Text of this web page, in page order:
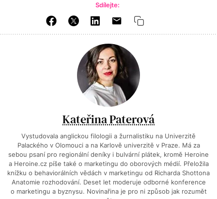
Sdílejte:
Kateřina Paterová
Vystudovala anglickou filologii a žurnalistiku na Univerzitě
Palackého v Olomouci a na Karlově univerzitě v Praze. Má za
sebou psaní pro regionální deníky i bulvární plátek, kromě Heroine
a Heroine.cz píše také o marketingu do oborových médií. Přeložila
knížku o behaviorálních vědách v marketingu od Richarda Shottona
Anatomie rozhodování. Deset let moderuje odborné konference
o marketingu a byznysu. Novinařina je pro ni způsob jak rozumět